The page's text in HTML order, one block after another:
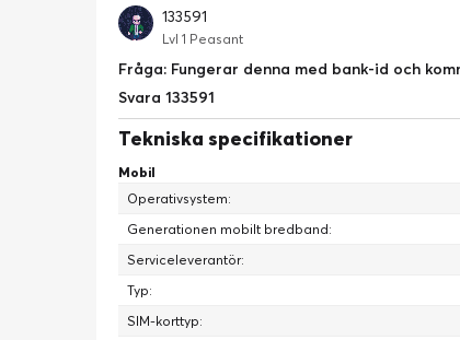
133591
Lvl 1 Peasant
Fråga: Fungerar denna med bank-id och
Svara 133591
Tekniska specifikationer
Mobil
Operativsystem:
Generationen mobilt bredband:
Serviceleverantör:
Typ:
SIM-korttyp: